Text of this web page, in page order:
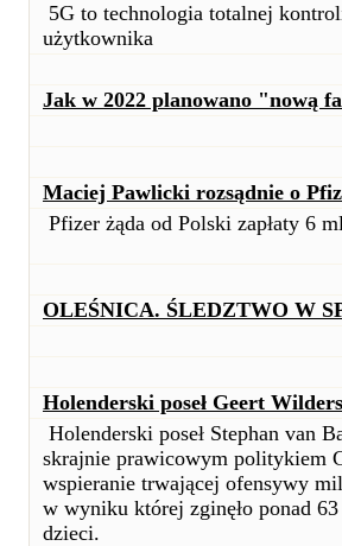
5G to technologia totalnej
użytkownika
Jak w 2022 planowano "nową
Maciej Pawlicki rozsądnie o
Pfizer żąda od Polski zapłaty 6
OLEŚNICA. ŚLEDZTWO W
Holenderski poseł Geert
Holenderski poseł Stephan van
skrajnie prawicowym politykiem
wspieranie trwającej ofensywy
w wyniku której zginęło ponad
dzieci.